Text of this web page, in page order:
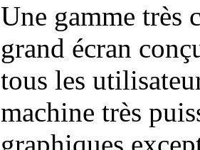
Une gamme très
grand écran
tous les
machine très